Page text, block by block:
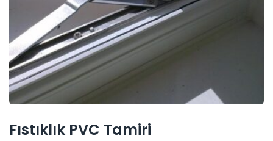
Fıstıklık PVC Tamiri